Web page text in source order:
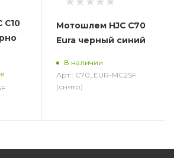
C10
Мотошлем HJC C70
Eura черный синий
В наличии
Арт.: C70_EUR-MC2SF
(снято)